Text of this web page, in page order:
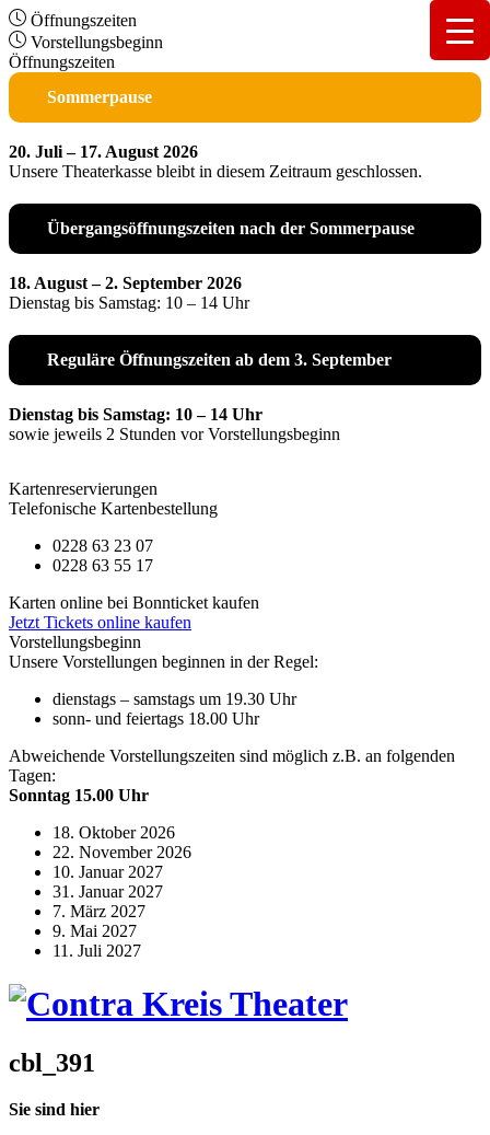
Öffnungszeiten
Vorstellungsbeginn
Öffnungszeiten
Sommerpause
20. Juli – 17. August 2026
Unsere Theaterkasse bleibt in diesem Zeitraum geschlossen.
Übergangsöffnungszeiten nach der Sommerpause
18. August – 2. September 2026
Dienstag bis Samstag: 10 – 14 Uhr
Reguläre Öffnungszeiten ab dem 3. September
Dienstag bis Samstag: 10 – 14 Uhr
sowie jeweils 2 Stunden vor Vorstellungsbeginn
Kartenreservierungen
Telefonische Kartenbestellung
0228 63 23 07
0228 63 55 17
Karten online bei Bonnticket kaufen
Jetzt Tickets online kaufen
Vorstellungsbeginn
Unsere Vorstellungen beginnen in der Regel:
dienstags – samstags um 19.30 Uhr
sonn- und feiertags 18.00 Uhr
Abweichende Vorstellungszeiten sind möglich z.B. an folgenden
Tagen:
Sonntag 15.00 Uhr
18. Oktober 2026
22. November 2026
10. Januar 2027
31. Januar 2027
7. März 2027
9. Mai 2027
11. Juli 2027
cbl_391
Sie sind hier